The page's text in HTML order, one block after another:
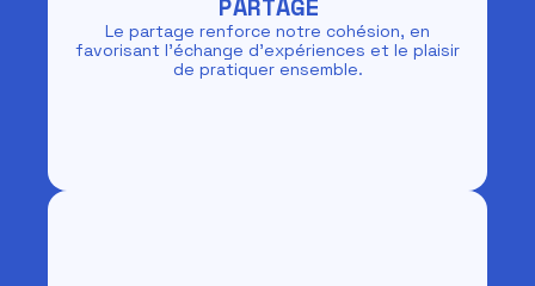
PARTAGE
Le partage renforce notre cohésion, en
favorisant l'échange d'expériences et le plaisir
de pratiquer ensemble.